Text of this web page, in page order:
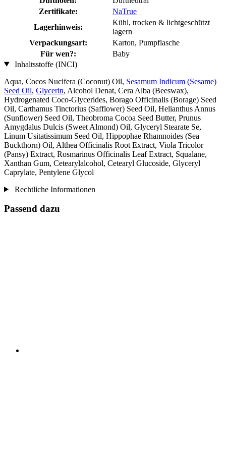
Zertifikate:
NaTrue
Lagerhinweis:
Kühl, trocken & lichtgeschützt
lagern
Verpackungsart:
Karton, Pumpflasche
Für wen?:
Baby
Inhaltsstoffe (INCI)
Aqua, Cocos Nucifera (Coconut) Oil, Sesamum Indicum (Sesame)
Seed Oil, Glycerin, Alcohol Denat, Cera Alba (Beeswax),
Hydrogenated Coco-Glycerides, Borago Officinalis (Borage) Seed
Oil, Carthamus Tinctorius (Safflower) Seed Oil, Helianthus Annus
(Sunflower) Seed Oil, Theobroma Cocoa Seed Butter, Prunus
Amygdalus Dulcis (Sweet Almond) Oil, Glyceryl Stearate Se,
Linum Usitatissimum Seed Oil, Hippophae Rhamnoides (Sea
Buckthorn) Oil, Althea Officinalis Root Extract, Viola Tricolor
(Pansy) Extract, Rosmarinus Officinalis Leaf Extract, Squalane,
Xanthan Gum, Cetearylalcohol, Cetearyl Glucoside, Glyceryl
Caprylate, Pentylene Glycol
Rechtliche Informationen
Passend dazu